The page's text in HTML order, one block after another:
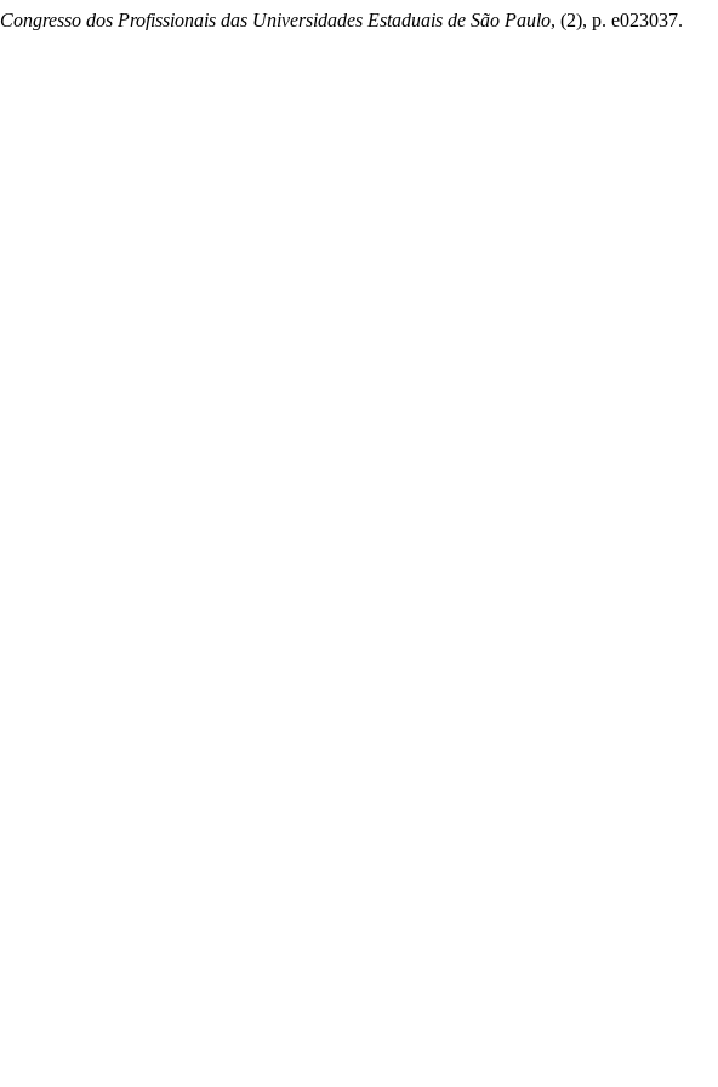
Congresso dos Profissionais das Universidades Estaduais de São Paulo, (2), p. e023037.